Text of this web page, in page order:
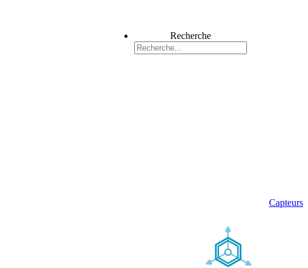
Recherche
Capteurs